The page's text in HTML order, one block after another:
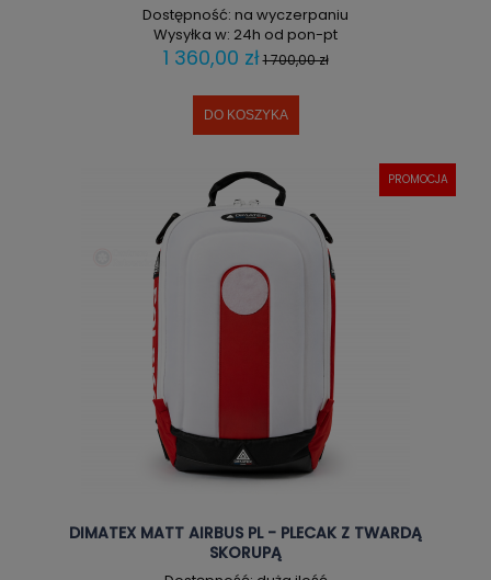
Dostępność: na wyczerpaniu
Wysyłka w: 24h od pon-pt
1 360,00 zł1 700,00 zł
DO KOSZYKA
DIMATEX MATT AIRBUS PL - PLECAK Z TWARDĄ
SKORUPĄ
PROMOCJA